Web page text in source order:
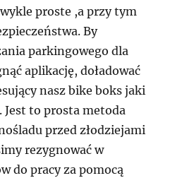
proste ,a przy tym
By
parkingowego dla
aplikację, doładować
nasz bike boks jaki
to prosta metoda
przed złodziejami
rezygnować w
do pracy za pomocą